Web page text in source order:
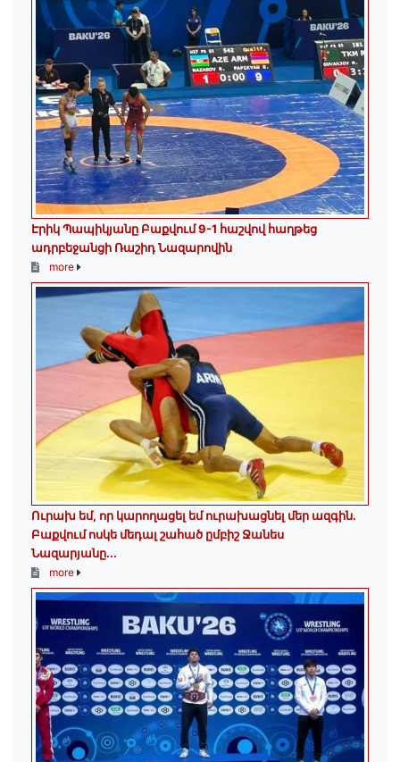
Էրիկ Պապիկյանը Բաքվում 9-1 հաշվով հաղթեց
ադրբեջանցի Ռաշիդ Նազարովին
more
Ուրախ եմ, որ կարողացել եմ ուրախացնել մեր ազգին.
Բաքվում ոսկե մեդալ շահած ըմբիշ Ջանես
Նազարյանը...
more